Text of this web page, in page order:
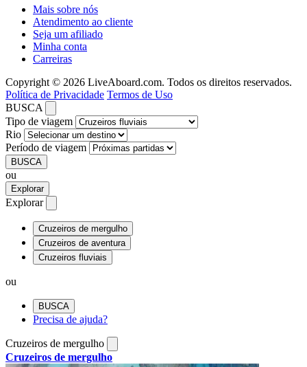
Mais sobre nós
Atendimento ao cliente
Seja um afiliado
Minha conta
Carreiras
Copyright © 2026 LiveAboard.com. Todos os direitos reservados.
Política de Privacidade Termos de Uso
BUSCA
Tipo de viagem
Rio
Período de viagem
BUSCA
ou
Explorar
Explorar
Cruzeiros de mergulho
Cruzeiros de aventura
Cruzeiros fluviais
ou
BUSCA
Precisa de ajuda?
Cruzeiros de mergulho
Cruzeiros de mergulho